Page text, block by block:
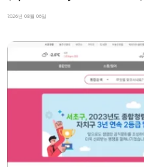
2026년 08월 06일